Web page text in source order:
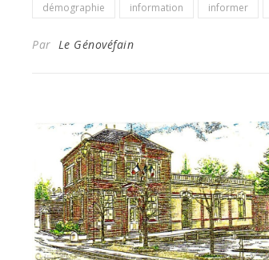
démographie information informer
Par Le Génovéfain